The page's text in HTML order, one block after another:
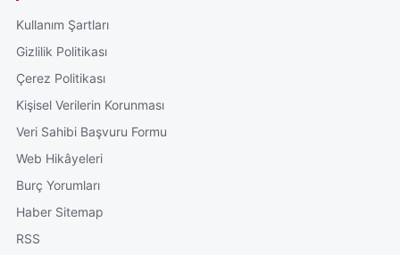
Kullanım Şartları
Gizlilik Politikası
Çerez Politikası
Kişisel Verilerin Korunması
Veri Sahibi Başvuru Formu
Web Hikâyeleri
Burç Yorumları
Haber Sitemap
RSS